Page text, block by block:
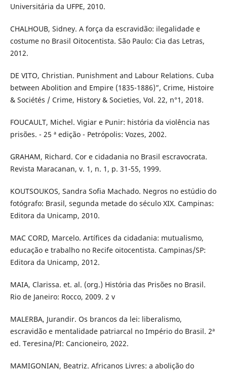
Universitária da UFPE, 2010.
CHALHOUB, Sidney. A força da escravidão: ilegalidade e
costume no Brasil Oitocentista. São Paulo: Cia das Letras,
2012.
DE VITO, Christian. Punishment and Labour Relations. Cuba
between Abolition and Empire (1835-1886)”, Crime, Histoire
& Sociétés / Crime, History & Societies, Vol. 22, n°1, 2018.
FOUCAULT, Michel. Vigiar e Punir: história da violência nas
prisões. - 25 ª edição - Petrópolis: Vozes, 2002.
GRAHAM, Richard. Cor e cidadania no Brasil escravocrata.
Revista Maracanan, v. 1, n. 1, p. 31-55, 1999.
KOUTSOUKOS, Sandra Sofia Machado. Negros no estúdio do
fotógrafo: Brasil, segunda metade do século XIX. Campinas:
Editora da Unicamp, 2010.
MAC CORD, Marcelo. Artífices da cidadania: mutualismo,
educação e trabalho no Recife oitocentista. Campinas/SP:
Editora da Unicamp, 2012.
MAIA, Clarissa. et. al. (org.) História das Prisões no Brasil.
Rio de Janeiro: Rocco, 2009. 2 v
MALERBA, Jurandir. Os brancos da lei: liberalismo,
escravidão e mentalidade patriarcal no Império do Brasil. 2ª
ed. Teresina/PI: Cancioneiro, 2022.
MAMIGONIAN, Beatriz. Africanos Livres: a abolição do